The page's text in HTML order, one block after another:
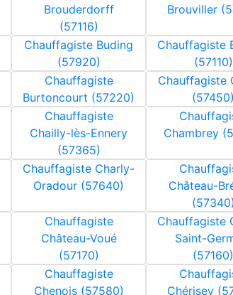
Brouderdorff
(57116)
Brouviller
Chauffagiste Buding
(57920)
Chauffagiste
(57110)
Chauffagiste
Burtoncourt (57220)
Chauffagiste
(57450)
Chauffagiste
Chailly-lès-Ennery
(57365)
Chambrey
Chauffagiste Charly-
Oradour (57640)
Château-
(57340)
Chauffagiste
Château-Voué
(57170)
Chauffagiste
Saint-
(57160)
Chauffagiste
Chenois (57580)
Chérisey